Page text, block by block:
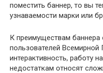
поместить баннер, то вы
узнаваемости марки или
К преимуществам баннера
пользователей
интерактивность, работу
недостаткам относят